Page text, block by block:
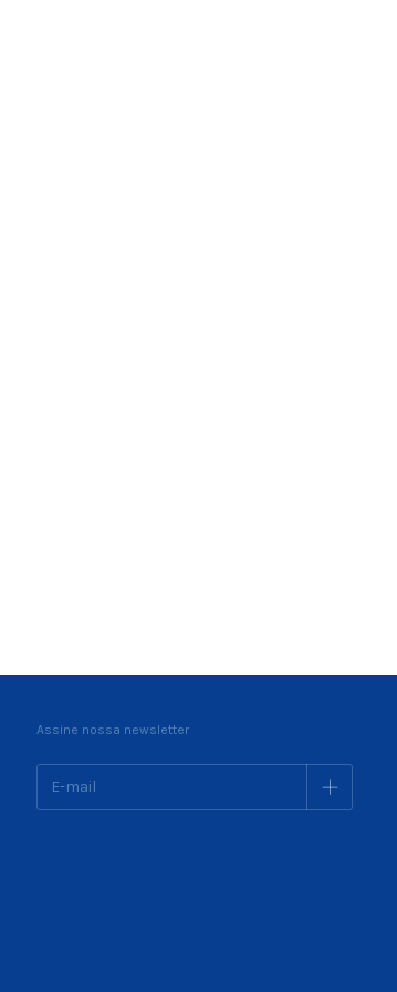
Assine nossa newsletter